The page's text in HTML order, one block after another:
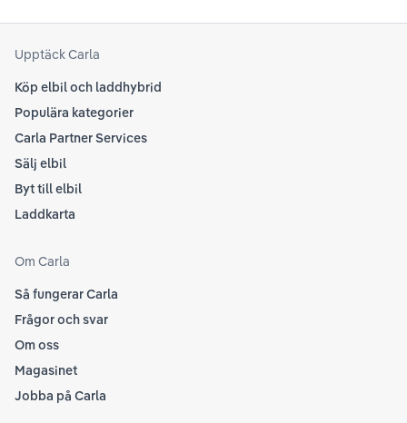
att
Upptäck Carla
Köp elbil och laddhybrid
Populära kategorier
Carla Partner Services
Sälj elbil
Byt till elbil
Laddkarta
Om Carla
Så fungerar Carla
Frågor och svar
Om oss
Magasinet
Jobba på Carla